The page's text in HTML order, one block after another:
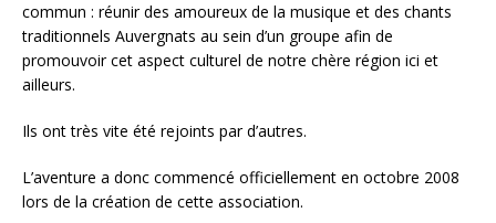
commun : réunir des amoureux de la musique et des chants
traditionnels Auvergnats au sein d’un groupe afin de
promouvoir cet aspect culturel de notre chère région ici et
ailleurs.
Ils ont très vite été rejoints par d’autres.
L’aventure a donc commencé officiellement en octobre 2008
lors de la création de cette association.